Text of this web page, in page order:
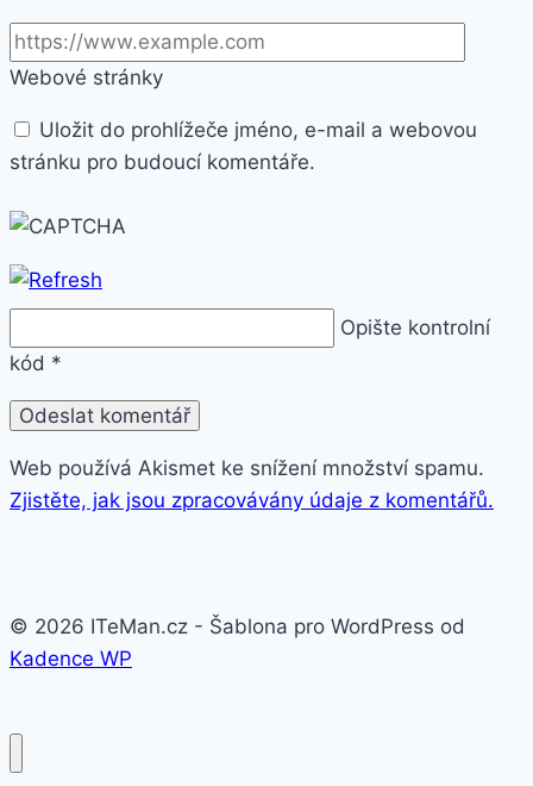
Webové stránky
Uložit do prohlížeče jméno, e-mail a webovou
stránku pro budoucí komentáře.
Opište kontrolní
kód *
Web používá Akismet ke snížení množství spamu.
Zjistěte, jak jsou zpracovávány údaje z komentářů.
© 2026 ITeMan.cz - Šablona pro WordPress od
Kadence WP